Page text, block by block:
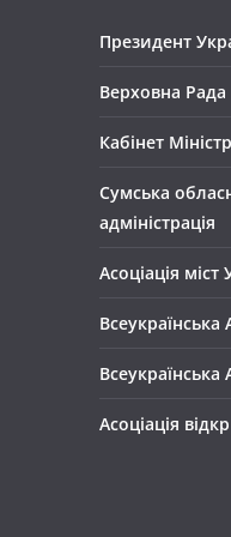
Президент
Верховна Рада
Кабінет
Сумська
адміністрація
Асоціація міст
Всеукраїнська
Всеукраїнська
Асоціація